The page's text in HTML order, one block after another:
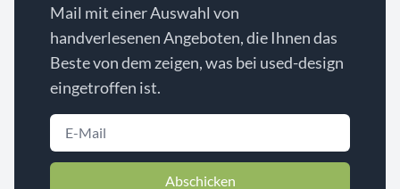
Mail mit einer Auswahl von
handverlesenen Angeboten, die Ihnen das
Beste von dem zeigen, was bei used-design
eingetroffen ist.
Abschicken